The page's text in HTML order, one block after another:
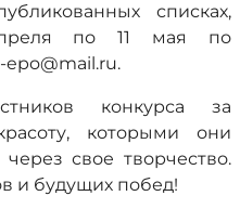
списках,
по 11 мая по
epo@mail.ru.
конкурса за
которыми они
свое творчество.
и будущих побед!